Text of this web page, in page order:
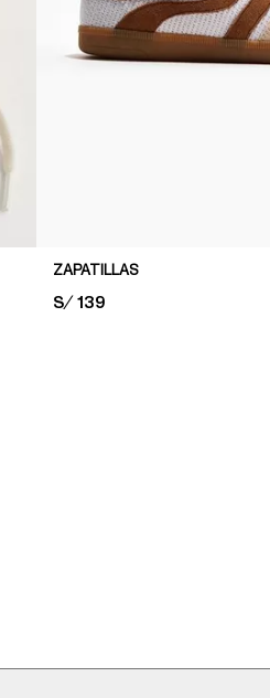
ZAPATILLAS
PRICE:
S/ 139